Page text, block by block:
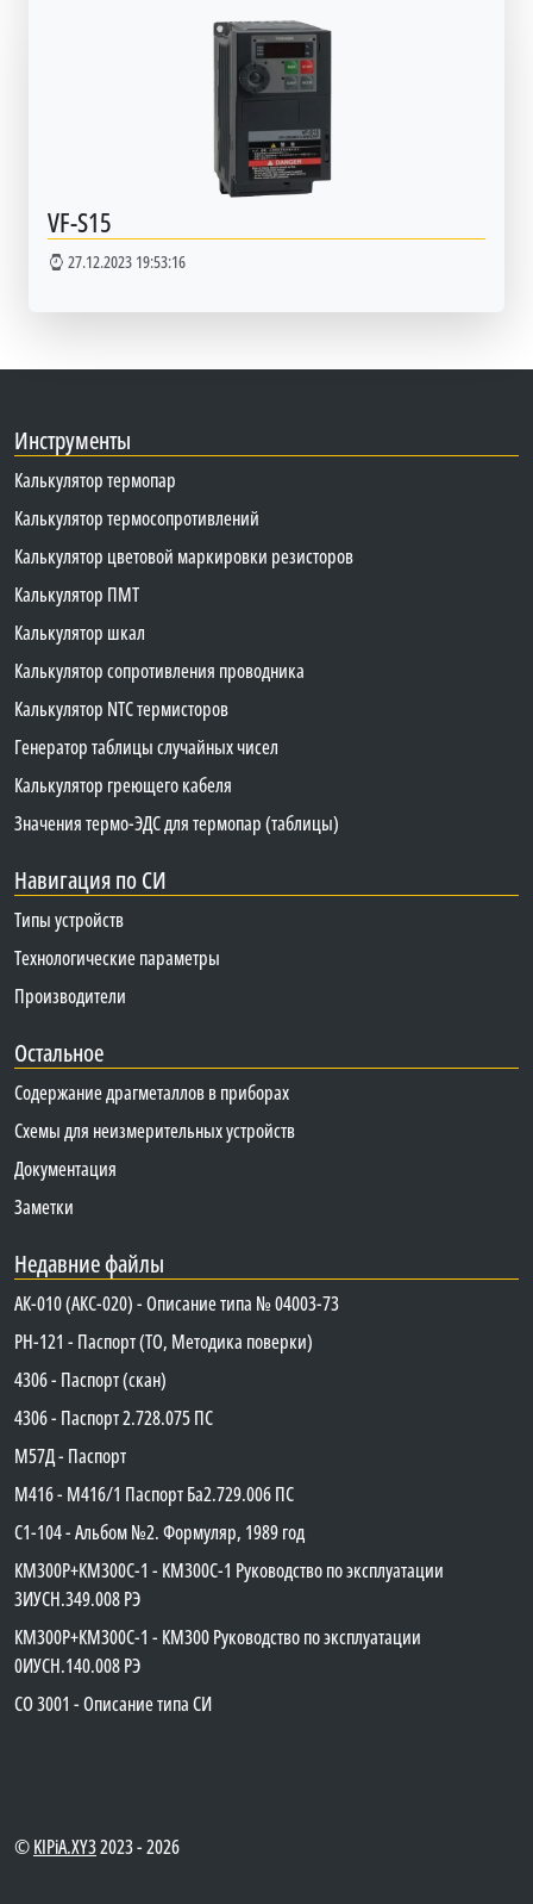
VF-S15
27.12.2023 19:53:16
Инструменты
Калькулятор термопар
Калькулятор термосопротивлений
Калькулятор цветовой маркировки резисторов
Калькулятор ПМТ
Калькулятор шкал
Калькулятор сопротивления проводника
Калькулятор NTC термисторов
Генератор таблицы случайных чисел
Калькулятор греющего кабеля
Значения термо-ЭДС для термопар (таблицы)
Навигация по СИ
Типы устройств
Технологические параметры
Производители
Остальное
Содержание драгметаллов в приборах
Схемы для неизмерительных устройств
Документация
Заметки
Недавние файлы
АК-010 (АКС-020) - Описание типа № 04003-73
PH-121 - Паспорт (ТО, Методика поверки)
4306 - Паспорт (скан)
4306 - Паспорт 2.728.075 ПС
М57Д - Паспорт
М416 - М416/1 Паспорт Ба2.729.006 ПС
C1-104 - Альбом №2. Формуляр, 1989 год
КМ300Р+КМ300С-1 - КМ300C-1 Руководство по эксплуатации
3ИУСН.349.008 РЭ
КМ300Р+КМ300С-1 - КМ300 Руководство по эксплуатации
0ИУСН.140.008 РЭ
СО 3001 - Описание типа СИ
©KIPiA.XY32023 - 2026